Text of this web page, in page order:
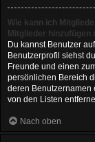
Wie kann ich
Mitglieder
Du kannst Benutzer
Benutzerprofil siehst
Freunde und einen
persönlichen Bereich
deren Benutzernamen
von den Listen
Nach oben